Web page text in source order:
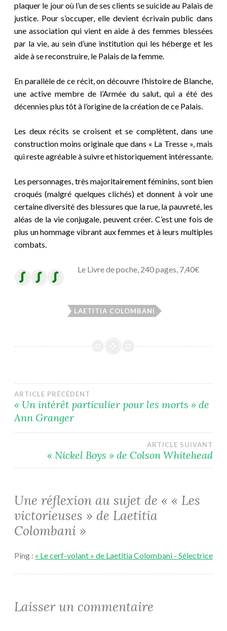
plaquer le jour où l’un de ses clients se suicide au Palais de
justice. Pour s’occuper, elle devient écrivain public dans
une association qui vient en aide à des femmes blessées
par la vie, au sein d’une institution qui les héberge et les
aide à se reconstruire, le Palais de la femme.
En parallèle de ce récit, on découvre l’histoire de Blanche,
une active membre de l’Armée du salut, qui a été des
décennies plus tôt à l’origine de la création de ce Palais.
Les deux récits se croisent et se complètent, dans une
construction moins originale que dans « La Tresse », mais
qui reste agréable à suivre et historiquement intéressante.
Les personnages, très majoritairement féminins, sont bien
croqués (malgré quelques clichés) et donnent à voir une
certaine diversité des blessures que la rue, la pauvreté, les
aléas de la vie conjugale, peuvent créer. C’est une fois de
plus un hommage vibrant aux femmes et à leurs multiples
combats.
Le Livre de poche, 240 pages, 7,40€
LAETITIA COLOMBANI
Navigation
de
l’article
ARTICLE PRÉCÉDENT
« Un intérêt particulier pour les morts » de
Ann Granger
ARTICLE SUIVANT
« Nickel Boys » de Colson Whitehead
Une réflexion au sujet de « « Les
victorieuses » de Laetitia
Colombani »
Ping : « Le cerf-volant » de Laetitia Colombani - Sélectrice
Laisser un commentaire